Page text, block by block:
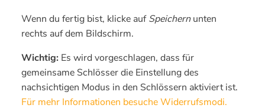
Wenn du fertig bist, klicke aufSpeichernunten
rechts auf dem Bildschirm.
Wichtig: Es wird vorgeschlagen, dass für
gemeinsame Schlösser die Einstellung des
nachsichtigen Modus in den Schlössern aktiviert ist.
Für mehr Informationen besuche Widerrufsmodi.